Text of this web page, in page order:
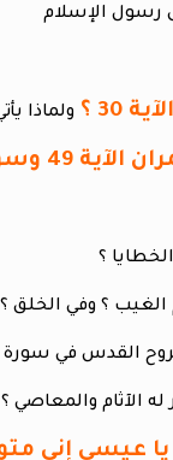
30 ؟ ولماذا
المائدة الآية 111؟
55 ( اذ قال